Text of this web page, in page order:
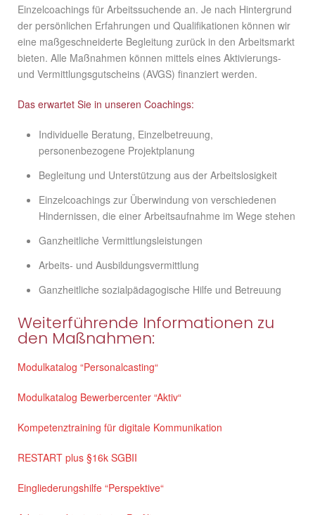
Einzelcoachings für Arbeitssuchende an. Je nach Hintergrund
der persönlichen Erfahrungen und Qualifikationen können wir
eine maßgeschneiderte Begleitung zurück in den Arbeitsmarkt
bieten. Alle Maßnahmen können mittels eines Aktivierungs-
und Vermittlungsgutscheins (AVGS) finanziert werden.
Das erwartet Sie in unseren Coachings:
Individuelle Beratung, Einzelbetreuung,
personenbezogene Projektplanung
Begleitung und Unterstützung aus der Arbeitslosigkeit
Einzelcoachings zur Überwindung von verschiedenen
Hindernissen, die einer Arbeitsaufnahme im Wege stehen
Ganzheitliche Vermittlungsleistungen
Arbeits- und Ausbildungsvermittlung
Ganzheitliche sozialpädagogische Hilfe und Betreuung
Weiterführende Informationen zu
den Maßnahmen:
Modulkatalog “Personalcasting“
Modulkatalog Bewerbercenter “Aktiv“
Kompetenztraining für digitale Kommunikation
RESTART plus §16k SGBII
Eingliederungshilfe “Perspektive“